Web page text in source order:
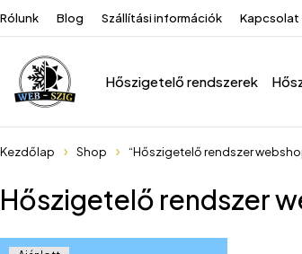
Rólunk Blog Szállítási információk Kapcsolat
Hőszigetelő rendszerek
Kezdőlap Shop “Hőszigetelő rendszer
Hőszigetelő rendszer